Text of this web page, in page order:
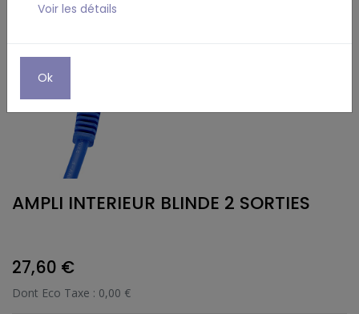
AMPLI INTERIEUR BLINDE 2 SORTIES
27,60 €
Dont Eco Taxe : 0,00 €
Voir les détails
Ok